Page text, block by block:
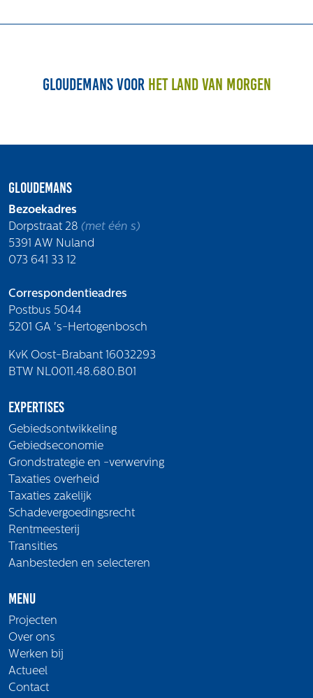
Gloudemans voor het land van morgen
Gloudemans
Bezoekadres
Dorpstraat 28 (met één s)
5391 AW Nuland
073 641 33 12
Correspondentieadres
Postbus 5044
5201 GA 's-Hertogenbosch
KvK Oost-Brabant 16032293
BTW NL0011.48.680.B01
Expertises
Gebiedsontwikkeling
Gebiedseconomie
Grondstrategie en -verwerving
Taxaties overheid
Taxaties zakelijk
Schadevergoedingsrecht
Rentmeesterij
Transities
Aanbesteden en selecteren
Menu
Projecten
Over ons
Werken bij
Actueel
Contact